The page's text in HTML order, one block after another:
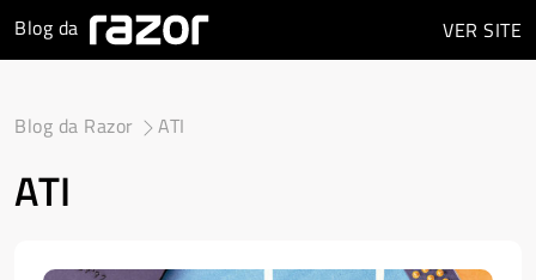
Blog da VER SITE
Blog da Razor ATI
ATI